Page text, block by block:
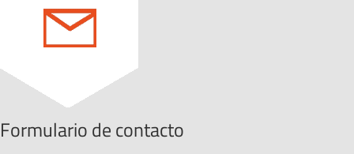
Formulario de contacto